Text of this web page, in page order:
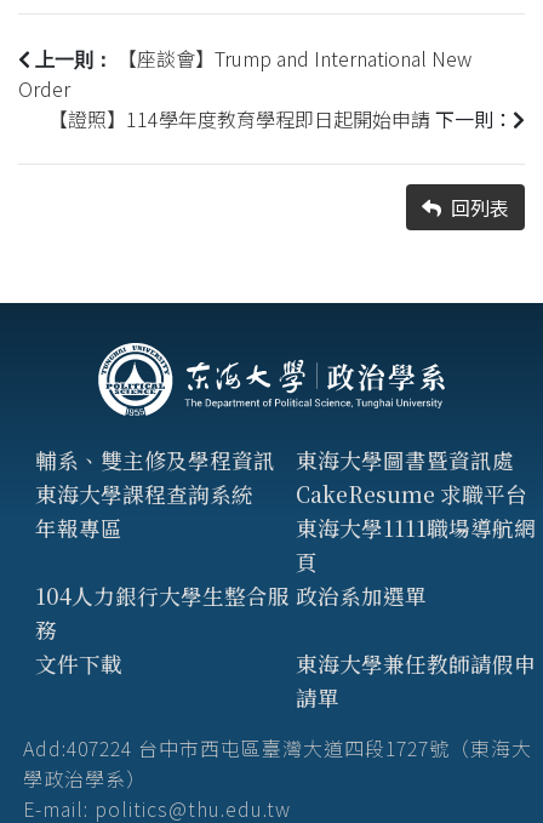
上一則：
【座談會】Trump and International New
Order
【證照】114學年度教育學程即日起開始申請下一則：
回列表
輔系、雙主修及學程資訊
東海大學圖書暨資訊處
東海大學課程查詢系統
CakeResume 求職平台
年報專區
東海大學1111職場導航網
頁
104人力銀行大學生整合服
務
政治系加選單
文件下載
東海大學兼任教師請假申
請單
Add:407224 台中市西屯區臺灣大道四段1727號（東海大
學政治學系）
E-mail: politics@thu.edu.tw